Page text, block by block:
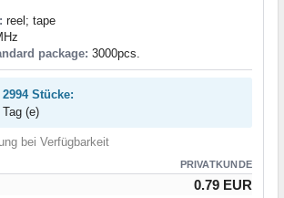
reel; tape
package: 3000pcs.
Stücke:
(e)
bei Verfügbarkeit
PRIVATKUNDE
0.79 EUR